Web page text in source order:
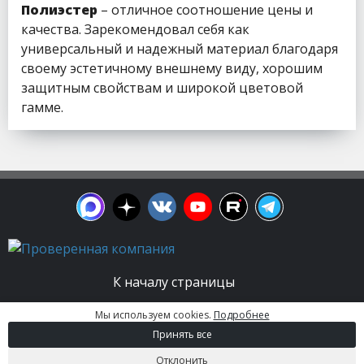
Полиэстер – отличное соотношение цены и
качества. Зарекомендовал себя как
универсальный и надежный материал благодаря
своему эстетичному внешнему виду, хорошим
защитным свойствам и широкой цветовой
гамме.
К началу страницы
© 2003 - 2026. Апельсин group | Группа
строительных компаний Все права защищены.
Вся информация на этом сайте носит
Мы используем cookies. Подробнее
Принять все
Отклонить